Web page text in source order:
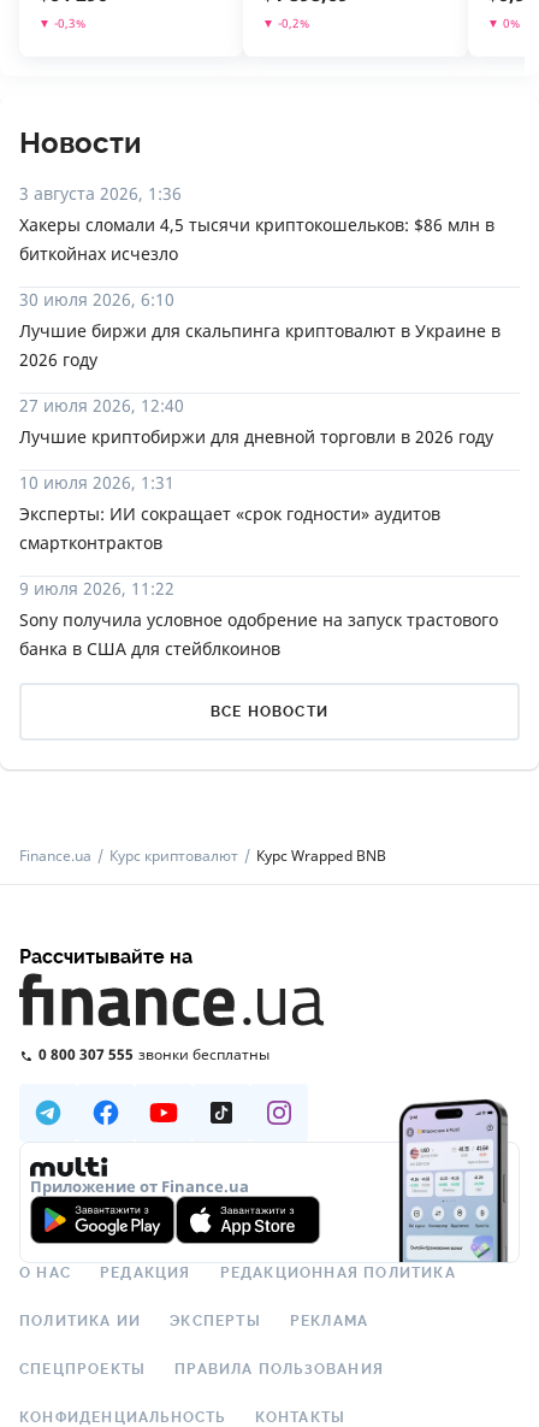
▼ -0,3% ▼ -0,2% ▼ 0%
Новости
3 августа 2026, 1:36
Хакеры сломали 4,5 тысячи криптокошельков: $86 млн в
биткойнах исчезло
30 июля 2026, 6:10
Лучшие биржи для скальпинга криптовалют в Украине в
2026 году
27 июля 2026, 12:40
Лучшие криптобиржи для дневной торговли в 2026 году
10 июля 2026, 1:31
Эксперты: ИИ сокращает «срок годности» аудитов
смартконтрактов
9 июля 2026, 11:22
Sony получила условное одобрение на запуск трастового
банка в США для стейблкоинов
ВСЕ НОВОСТИ
Finance.ua Курс криптовалют Курс Wrapped BNB
Рассчитывайте на
0 800 307 555 звонки бесплатны
Приложение от Finance.ua
О НАС РЕДАКЦИЯ РЕДАКЦИОННАЯ ПОЛИТИКА
ПОЛИТИКА ИИ ЭКСПЕРТЫ РЕКЛАМА
СПЕЦПРОЕКТЫ ПРАВИЛА ПОЛЬЗОВАНИЯ
КОНФИДЕНЦИАЛЬНОСТЬ КОНТАКТЫ